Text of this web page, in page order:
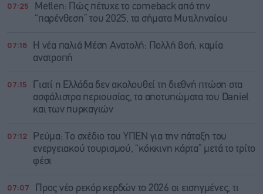
07:25
Metlen: Πώς πέτυχε το comeback από την
“παρένθεση” του 2025, τα σήματα Μυτιληναίου
07:18
Η νέα παλιά Μέση Ανατολή: Πολλή βοή, καμία
ανατροπή
07:15
Γιατί η Ελλάδα δεν ακολουθεί τη διεθνή πτώση στα
ασφάλιστρα περιουσίας, τα αποτυπώματα του Daniel
και των πυρκαγιών
07:12
Ρεύμα: Το σχέδιο του ΥΠΕΝ για την πάταξη του
ενεργειακού τουρισμού, “κόκκινη κάρτα” μετά το τρίτο
φέσι
07:07
Προς νέο ρεκόρ κερδών το 2026 οι εισηγμένες, τι